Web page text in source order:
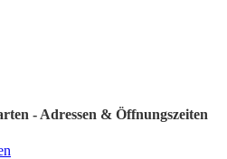
- Adressen & Öffnungszeiten